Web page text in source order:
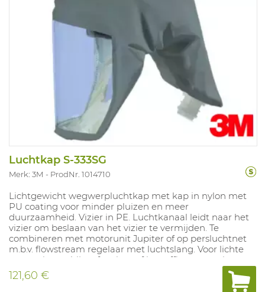
Luchtkap S-333SG
Merk: 3M ProdNr. 1014710
Lichtgewicht wegwerpluchtkap met kap in nylon met
PU coating voor minder pluizen en meer
duurzaamheid. Vizier in PE. Luchtkanaal leidt naar het
vizier om beslaan van het vizier te vermijden. Te
combineren met motorunit Jupiter of op persluchtnet
m.b.v. flowstream regelaar met luchtslang. Voor lichte
toepassingen bij verfspuiten of in stoffige omgevingen.
Vizier bestendig tegen reiniging met thinner.Gewicht:
125 gr. NPF: 500 in combinatie met Jupiter motorunit en
121,60 €